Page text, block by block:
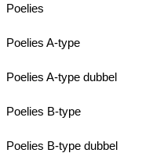
Poelies
Poelies A-type
Poelies A-type dubbel
Poelies B-type
Poelies B-type dubbel